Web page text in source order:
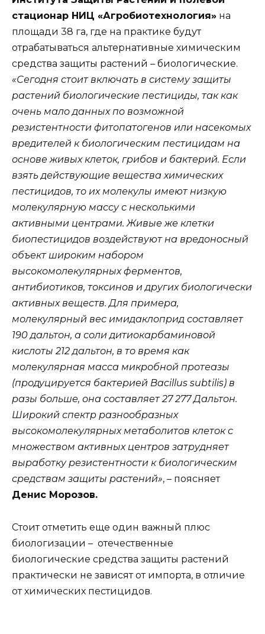
стационар НИЦ «Агробиотехнология» на
площади 38 га, где на практике будут
отрабатываться альтернативные химическим
средства защиты растений – биологические.
«Сегодня стоит включать в систему защиты
растений биологические пестициды, так как
очень мало данных по возможной
резистентности фитопатогенов или насекомых
вредителей к биологическим пестицидам на
основе живых клеток, грибов и бактерий. Если
взять действующие вещества химических
пестицидов, то их молекулы имеют низкую
молекулярную массу с несколькими
активными центрами. Живые же клетки
биопестицидов воздействуют на вредоносный
объект широким набором
высокомолекулярных ферментов,
антибиотиков, токсинов и других биологически
активных веществ. Для примера,
молекулярный вес имидаклоприд составляет
190 дальтон, а соли дитиокарбаминовой
кислоты 212 дальтон, в то время как
молекулярная масса микробной протеазы
(продуцируется бактерией Bacillus subtilis) в
разы больше, она составляет 27 277 Дальтон.
Широкий спектр разнообразных
высокомолекулярных метаболитов клеток с
множеством активных центров затрудняет
выработку резистентности к биологическим
средствам защиты растений», – поясняет
Денис Морозов.
Стоит отметить еще один важный плюс
биологизации – отечественные
биологические средства защиты растений
практически не зависят от импорта, в отличие
от химических пестицидов.